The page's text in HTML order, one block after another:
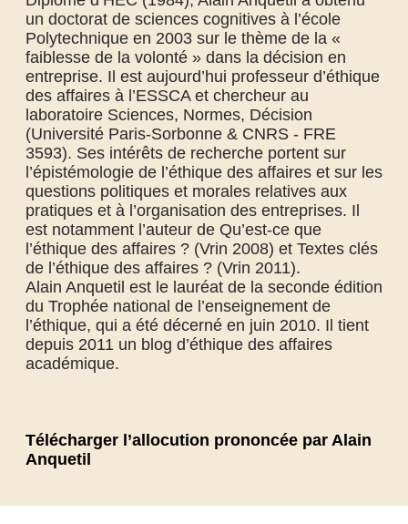
un doctorat de sciences cognitives à l’école
Polytechnique en 2003 sur le thème de la «
faiblesse de la volonté » dans la décision en
entreprise. Il est aujourd’hui professeur d’éthique
des affaires à l’ESSCA et chercheur au
laboratoire Sciences, Normes, Décision
(Université Paris-Sorbonne & CNRS - FRE
3593). Ses intérêts de recherche portent sur
l’épistémologie de l’éthique des affaires et sur les
questions politiques et morales relatives aux
pratiques et à l’organisation des entreprises. Il
est notamment l’auteur de Qu’est-ce que
l’éthique des affaires ? (Vrin 2008) et Textes clés
de l’éthique des affaires ? (Vrin 2011).
Alain Anquetil est le lauréat de la seconde édition
du Trophée national de l’enseignement de
l’éthique, qui a été décerné en juin 2010. Il tient
depuis 2011 un blog d’éthique des affaires
académique.
Télécharger l’allocution prononcée par Alain
Anquetil